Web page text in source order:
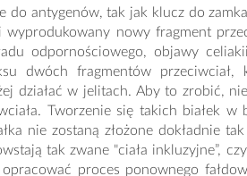
do antygenów, tak jak klucz do
nowy fragment
odpornościowego, objawy
dwóch fragmentów przeciwciał,
działać w jelitach. Aby to zrobić,
Tworzenie się takich białek w
nie zostaną złożone dokładnie
tak zwane "ciała inkluzyjne”,
proces ponownego